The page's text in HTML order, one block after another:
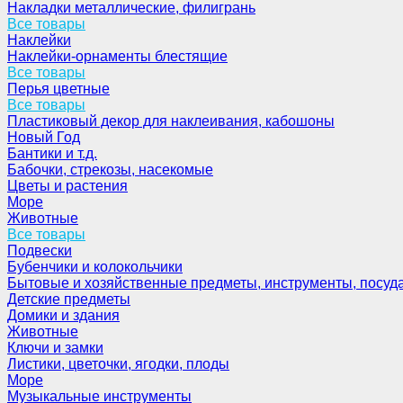
Накладки металлические, филигрань
Все товары
Наклейки
Наклейки-орнаменты блестящие
Все товары
Перья цветные
Все товары
Пластиковый декор для наклеивания, кабошоны
Новый Год
Бантики и т.д.
Бабочки, стрекозы, насекомые
Цветы и растения
Море
Животные
Все товары
Подвески
Бубенчики и колокольчики
Бытовые и хозяйственные предметы, инструменты,
Детские предметы
Домики и здания
Животные
Ключи и замки
Листики, цветочки, ягодки, плоды
Море
Музыкальные инструменты